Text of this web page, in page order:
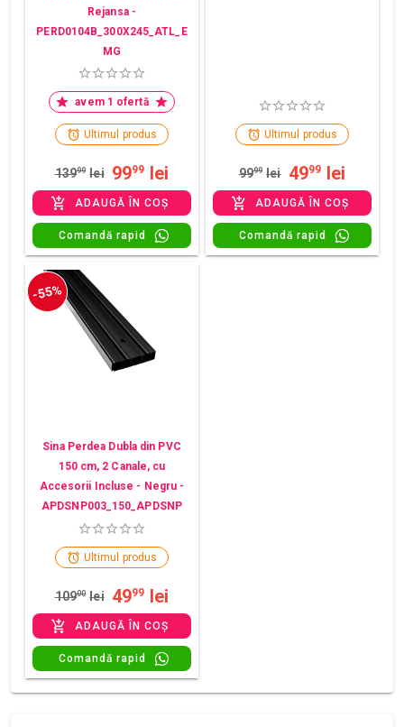
Rejansa -
PERD0104B_300X245_ATL_E
MG
avem 1 ofertă
Ultimul produs
13999 lei 9999 lei
ADAUGĂ ÎN COȘ
Comandă rapid
Ultimul produs
9999 lei 4999 lei
ADAUGĂ ÎN COȘ
Comandă rapid
-55%
Sina Perdea Dubla din PVC
150 cm, 2 Canale, cu
Accesorii Incluse - Negru -
APDSNP003_150_APDSNP
Ultimul produs
10900 lei 4999 lei
ADAUGĂ ÎN COȘ
Comandă rapid